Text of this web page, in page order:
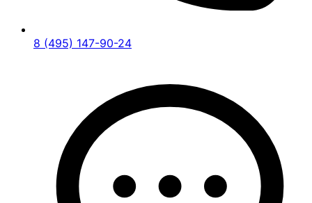
8 (495) 147-90-24